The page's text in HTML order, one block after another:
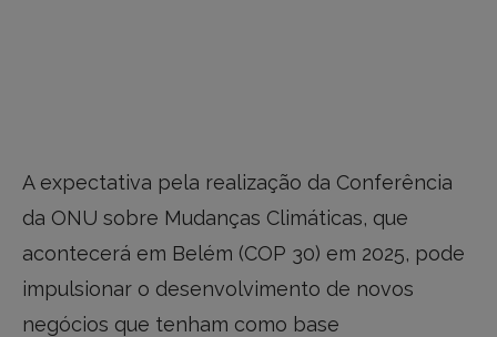
A expectativa pela realização da Conferência
da ONU sobre Mudanças Climáticas, que
acontecerá em Belém (COP 30) em 2025, pode
impulsionar o desenvolvimento de novos
negócios que tenham como base